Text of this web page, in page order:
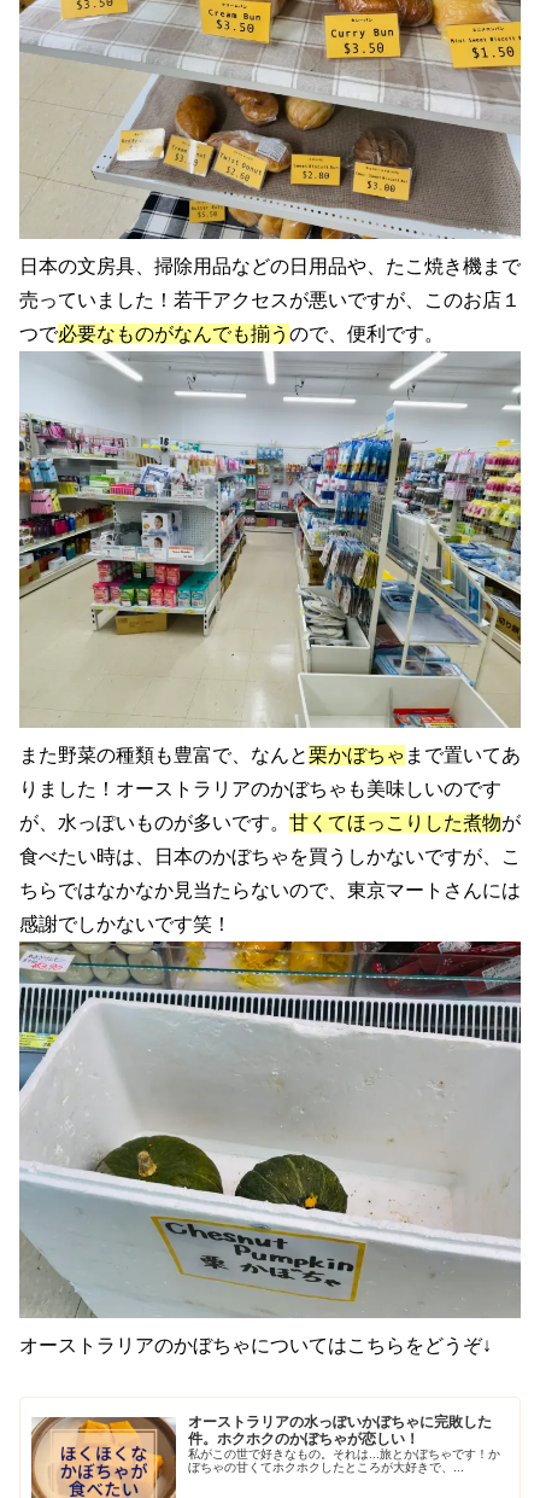
日本の文房具、掃除用品などの日用品や、たこ焼き機まで
売っていました！若干アクセスが悪いですが、このお店１
つで必要なものがなんでも揃う ので、便利です。
また野菜の種類も豊富で、なんと栗かぼちゃ まで置いてあ
りました！オーストラリアのかぼちゃも美味しいのです
が、水っぽいものが多いです。 甘くてほっこりした煮物が
食べたい時は、日本のかぼちゃを買うしかないですが、こ
ちらではなかなか見当たらないので、東京マートさんには
感謝でしかないです笑！
オーストラリアのかぼちゃについてはこちらをどうぞ↓
オーストラリアの水っぽいかぼちゃに完敗した
件。ホクホクのかぼちゃが恋しい！
私がこの世で好きなもの。それは...旅とかぼちゃです！か
ぼちゃの甘くてホクホクしたところが大好きで、...